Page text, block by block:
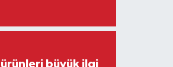
büyük ilgi